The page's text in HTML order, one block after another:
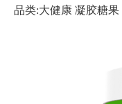
品类:大健康 凝胶糖果